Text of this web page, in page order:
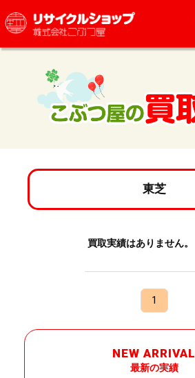
東芝
買取実績はありません。
1
NEW ARRIVAL
最新の実績